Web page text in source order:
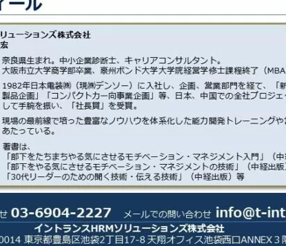
手法［スピードアップ編］